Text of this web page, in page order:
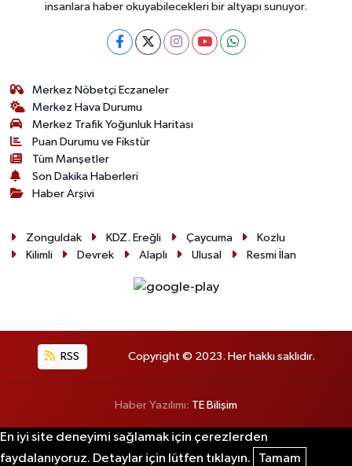
insanlara haber okuyabilecekleri bir altyapı sunuyor.
Merkez Nöbetçi Eczaneler
Merkez Hava Durumu
Merkez Trafik Yoğunluk Haritası
Puan Durumu ve Fikstür
Tüm Manşetler
Son Dakika Haberleri
Haber Arşivi
Zonguldak KDZ. Ereğli Çaycuma
Kozlu
Kilimli
Devrek Alaplı Ulusal Resmi İlan
RSS Copyright © 2023. Her hakkı saklıdır.
Haber Yazılımı: TE Bilişim
En iyi site deneyimi sağlamak için çerezlerden
faydalanıyoruz. Detaylar için lütfen tıklayın.
Tamam